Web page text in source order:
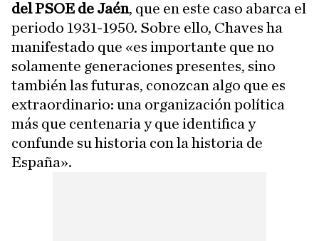
del PSOE de Jaén, que en este caso abarca el
periodo 1931-1950. Sobre ello, Chaves ha
manifestado que «es importante que no
solamente generaciones presentes, sino
también las futuras, conozcan algo que es
extraordinario: una organización política
más que centenaria y que identifica y
confunde su historia con la historia de
España».